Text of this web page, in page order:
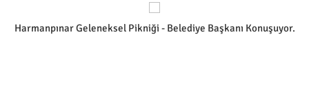
Harmanpınar Geleneksel Pikniği - Belediye Başkanı Konuşuyor.